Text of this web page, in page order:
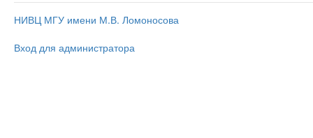
НИВЦ МГУ имени М.В. Ломоносова
Вход для администратора